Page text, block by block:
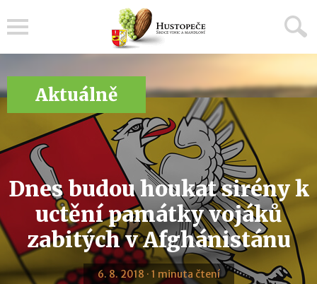
Aktuálně
Dnes budou houkat sirény k
uctění památky vojáků
zabitých v Afghánistánu
6. 8. 2018 · 1 minuta čtení